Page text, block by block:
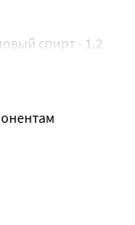
спирт - 1,2
вещество,
пунцовый